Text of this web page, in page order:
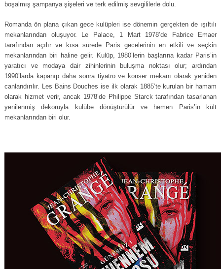
boşalmış şampanya şişeleri ve terk edilmiş sevgililerle dolu.
Romanda ön plana çıkan gece kulüpleri ise dönemin gerçekten de ışıltılı
mekanlarından oluşuyor. Le Palace, 1 Mart 1978’de Fabrice Emaer
tarafından açılır ve kısa sürede Paris gecelerinin en etkili ve seçkin
mekanlarından biri haline gelir. Kulüp, 1980’lerin başlarına kadar Paris’in
yaratıcı ve modaya dair zihinlerinin buluşma noktası olur; ardından
1990’larda kapanıp daha sonra tiyatro ve konser mekanı olarak yeniden
canlandırılır. Les Bains Douches ise ilk olarak 1885’te kurulan bir hamam
olarak hizmet verir, ancak 1978’de Philippe Starck tarafından tasarlanan
yenilenmiş dekoruyla kulübe dönüştürülür ve hemen Paris’in kült
mekanlarından biri olur.